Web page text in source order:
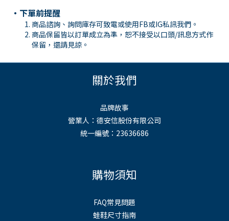
・下單前提醒
商品諮詢、詢問庫存可致電或使用FB或IG私訊我們。
商品保留皆以訂單成立為準，恕不接受以口頭/訊息方式作
保留，還請見諒。
關於我們
品牌故事
營業人：德安信股份有限公司
統一編號：23636686
購物須知
FAQ常見問題
蛙鞋尺寸指南